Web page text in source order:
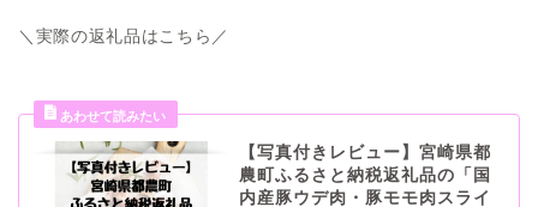
＼実際の返礼品はこちら／
【写真付きレビュー】宮崎県都
農町ふるさと納税返礼品の「国
内産豚ウデ肉・豚モモ肉スライ